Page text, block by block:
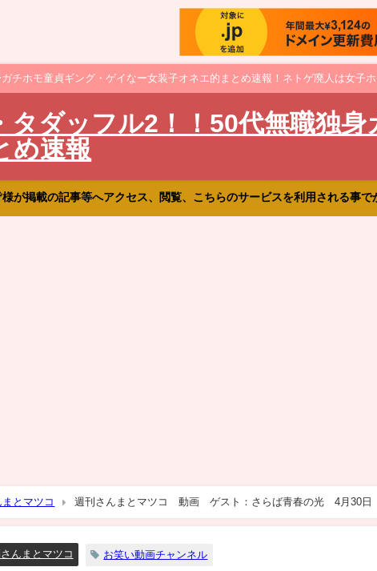
チホモ童貞ギング・ゲイなー女装子オネエ的まとめ速報！ネトゲ廃人は女子
タダッフル2！！50代無職独
め速報
が掲載の記事等へアクセス、閲覧、こちらのサービスを利用される事
とマツコ 週刊さんまとマツコ 動画 ゲスト：さらば青春の光 4月30日
んまとマツコ お笑い動画チャンネル